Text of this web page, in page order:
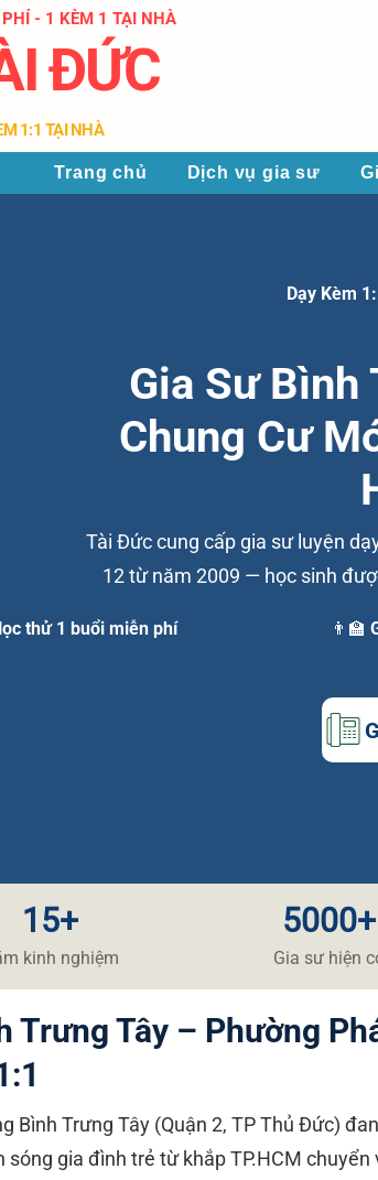
ĐỨC
- 1 KÈM 1 TẠI NHÀ
1:1 TẠI NHÀ
Trang chủ Dịch vụ gia sư
Dạy Kèm
Gia Sư Bình
Chung Cư
Tài Đức cung cấp gia sư luyện
12 từ năm 2009 — học sinh
thử 1 buổi miễn phí
👨‍🏫
15+
kinh nghiệm
5000+
​Gia sư hiện
Trưng Tây – Phường
Bình Trưng Tây (Quận 2, TP Thủ Đức)
sóng gia đình trẻ từ khắp TP.HCM